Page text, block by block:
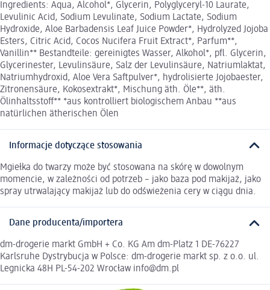
Ingredients: Aqua, Alcohol*, Glycerin, Polyglyceryl-10 Laurate,
Levulinic Acid, Sodium Levulinate, Sodium Lactate, Sodium
Hydroxide, Aloe Barbadensis Leaf Juice Powder*, Hydrolyzed Jojoba
Esters, Citric Acid, Cocos Nucifera Fruit Extract*, Parfum**,
Vanillin** Bestandteile: gereinigtes Wasser, Alkohol*, pfl. Glycerin,
Glycerinester, Levulinsäure, Salz der Levulinsäure, Natriumlaktat,
Natriumhydroxid, Aloe Vera Saftpulver*, hydrolisierte Jojobaester,
Zitronensäure, Kokosextrakt*, Mischung äth. Öle**, äth.
Ölinhaltsstoff** *aus kontrolliert biologischem Anbau **aus
natürlichen ätherischen Ölen
Informacje dotyczące stosowania
Mgiełka do twarzy może być stosowana na skórę w dowolnym
momencie, w zależności od potrzeb – jako baza pod makijaż, jako
spray utrwalający makijaż lub do odświeżenia cery w ciągu dnia.
Dane producenta/importera
dm-drogerie markt GmbH + Co. KG Am dm-Platz 1 DE-76227
Karlsruhe Dystrybucja w Polsce: dm-drogerie markt sp. z o.o. ul.
Legnicka 48H PL-54-202 Wrocław info@dm.pl